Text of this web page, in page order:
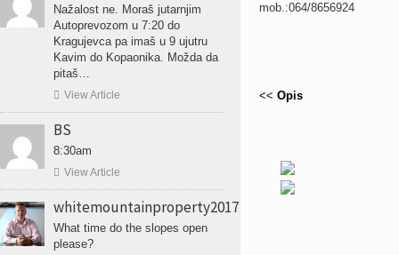
mob.:064/8656924
<< Opis
Nažalost ne. Moraš jutarnjim
Autoprevozom u 7:20 do
Kragujevca pa imaš u 9 ujutru
Kavim do Kopaonika. Možda da
pitaš…
 View Article
BS
8:30am
 View Article
whitemountainproperty2017
What time do the slopes open
please?